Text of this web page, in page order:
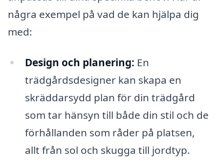
några exempel på vad de kan hjälpa dig
med:
Design och planering: En
trädgårdsdesigner kan skapa en
skräddarsydd plan för din trädgård
som tar hänsyn till både din stil och de
förhållanden som råder på platsen,
allt från sol och skugga till jordtyp.